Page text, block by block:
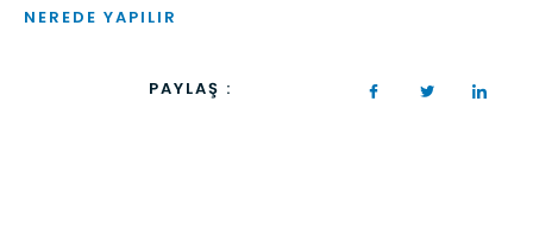
NEREDE YAPILIR
PAYLAŞ :